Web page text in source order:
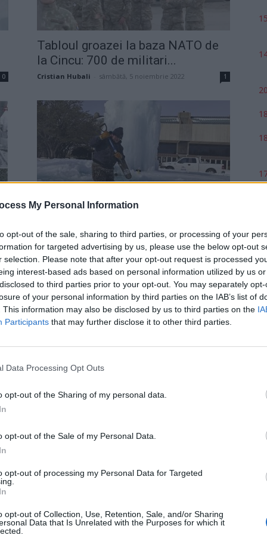
My Personal Information
opt-out of the sale, sharing to third parties, or processing of your
for targeted advertising by us, please use the below opt-out
selection. Please note that after your opt-out request is processed
interest-based ads based on personal information utilized by us
to third parties prior to your opt-out. You may separately
of your personal information by third parties on the IAB’s list of
This information may also be disclosed by us to third parties on the
Participants that may further disclose it to other third parties.
Data Processing Opt Outs
opt-out of the Sharing of my personal data.
opt-out of the Sale of my Personal Data.
opt-out of processing my Personal Data for Targeted
opt-out of Collection, Use, Retention, Sale, and/or Sharing
Data that Is Unrelated with the Purposes for which it
0
Tabloul groazei la baza NATO de
la Cincu: 700 de militari...
Cristian Hubali sâmbătă, 5 noiembrie 2022 1
Scene ca-n filmele cu apocalipsa
30...
Redacţia - vineri, 19 februarie 2021 4
Firea lasă Capitala în frig, dar dă
vina pe „sabotorii” liberali!...
admin - duminică, 9 februarie 2020 1
corupţilor. Ei, şi? Manda...
Pagina 1 din 2